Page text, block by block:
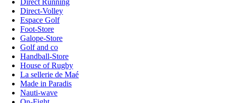
Direct-Volley
Espace Golf
Foot-Store
Galope-Store
Golf and co
Handball-Store
House of Rugby
La sellerie de Maé
Made in Paradis
Nauti-wave